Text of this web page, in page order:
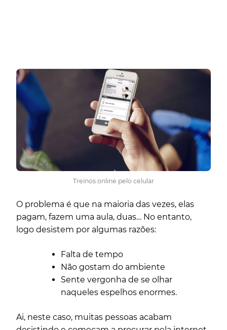
Treinos online pelo celular
O problema é que na maioria das vezes, elas
pagam, fazem uma aula, duas… No entanto,
logo desistem por algumas razões:
Falta de tempo
Não gostam do ambiente
Sente vergonha de se olhar
naqueles espelhos enormes.
Ai, neste caso, muitas pessoas acabam